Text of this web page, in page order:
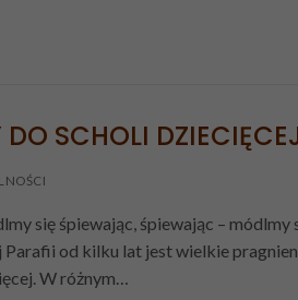
SCHOLI
się śpiewając, śpiewając – módlmy
Parafii od kilku lat jest wielkie
W różnym…